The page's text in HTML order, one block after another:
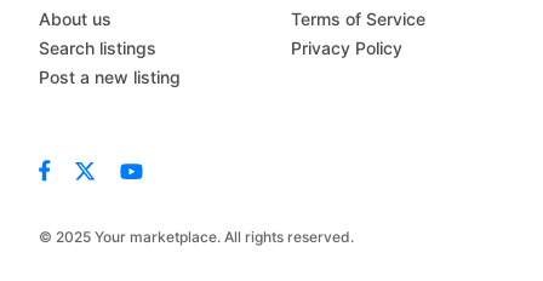
© 2025 Your marketplace. All rights reserved.
About us
Search listings
Post a new listing
Terms of Service
Privacy Policy